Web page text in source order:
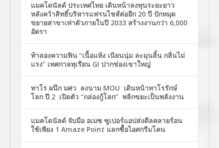
แมคโดนัลด์ ประเทศไทย เดินหน้าลงทุนระยะยาว
หลังคว้าสิทธิ์บริหารแฟรนไชส์ต่ออีก 20 ปี ปักหมุด
ขยายสาขาเท่าตัวภายในปี 2033 สร้างงานกว่า 6,000
อัตรา
ท้าลองความฟิน “เนื้อแห้ง เนียนนุ่ม ละมุนลิ้น กลิ่นไม่
แรง” เทศกาลทุเรียน GI ปากช่องเขาใหญ่
ทาโร ผนึก มศว ลงนาม MOU เดินหน้าทาโรรักษ์
โลก ปี 2 เปิดตัว “กล่องกู้โลก” พลิกขยะเป็นพลังงาน
แมคโดนัลด์ จับมือ อเมซ ซูเปอร์แอปส่งดีลคลายร้อน
ใช้เพียง 1 Amaze Point แลกซื้อไอศกรีมโคน